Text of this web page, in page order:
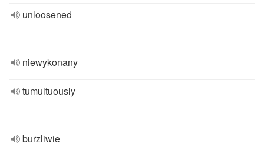
unloosened
niewykonany
tumultuously
burzliwie